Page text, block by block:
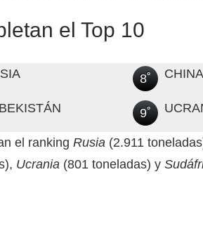
el Top 10
8˚ CHINA
9˚
el ranking Rusia (2.911
Ucrania (801 toneladas) y